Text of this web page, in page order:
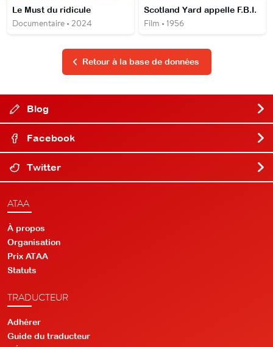
Le Must du ridicule
Documentaire • 2024
Scotland Yard appelle F.B.I.
Film • 1956
Retour à la base de données
Blog
Facebook
Twitter
ATAA
À propos
Organisation
Prix ATAA
Statuts
TRADUCTEUR
Adhérer
Guide du traducteur